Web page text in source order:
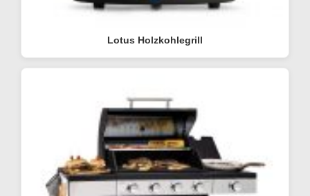
Lotus Holzkohlegrill